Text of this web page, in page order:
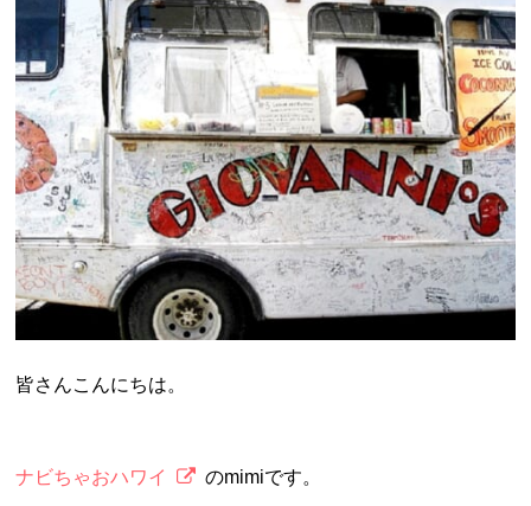
皆さんこんにちは。
ナビちゃおハワイ のmimiです。